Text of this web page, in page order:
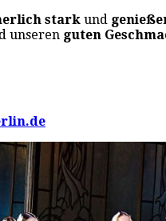
stark und
unseren guten